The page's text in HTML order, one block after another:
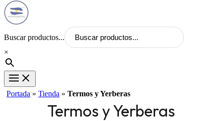
Buscar productos...
×
Portada » Tienda » Termos y Yerberas
Termos y Yerberas